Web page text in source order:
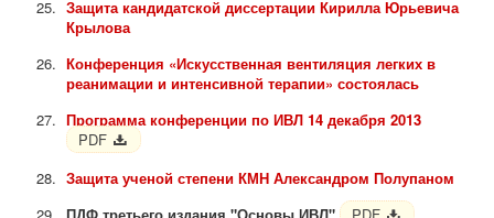
Защита кандидатской диссертации Кирилла Юрьевича
Крылова
Конференция «Искусственная вентиляция легких в
реанимации и интенсивной терапии» состоялась
Программа конференции по ИВЛ 14 декабря 2013
PDF
Защита ученой степени КМН Александром Полупаном